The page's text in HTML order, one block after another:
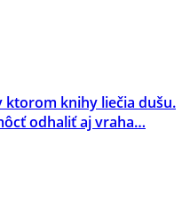
ktorom knihy liečia dušu.
odhaliť aj vraha…